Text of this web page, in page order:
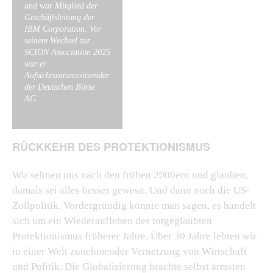
und war Mitglied der
Geschäftsleitung der
IBM Corporation. Vor
seinem Wechsel zur
SCION Association 2025
war er
Aufsichtsratsvorsitzender
der Deutschen Börse
AG.
RÜCKKEHR DES PROTEKTIONISMUS
Wir sehnen uns nach den frühen 2000ern und glauben,
damals sei alles besser gewesn. Und dann noch die US-
Zollpolitik. Vordergründig könnte man sagen, es handelt
sich um ein Wiederaufleben des totgeglaubten
Protektionismus früherer Jahre. Über 30 Jahre lebten wir
in einer Welt zunehmender Vernetzung von Wirtschaft
und Politik. Die Globalisierung brachte selbst ärmsten